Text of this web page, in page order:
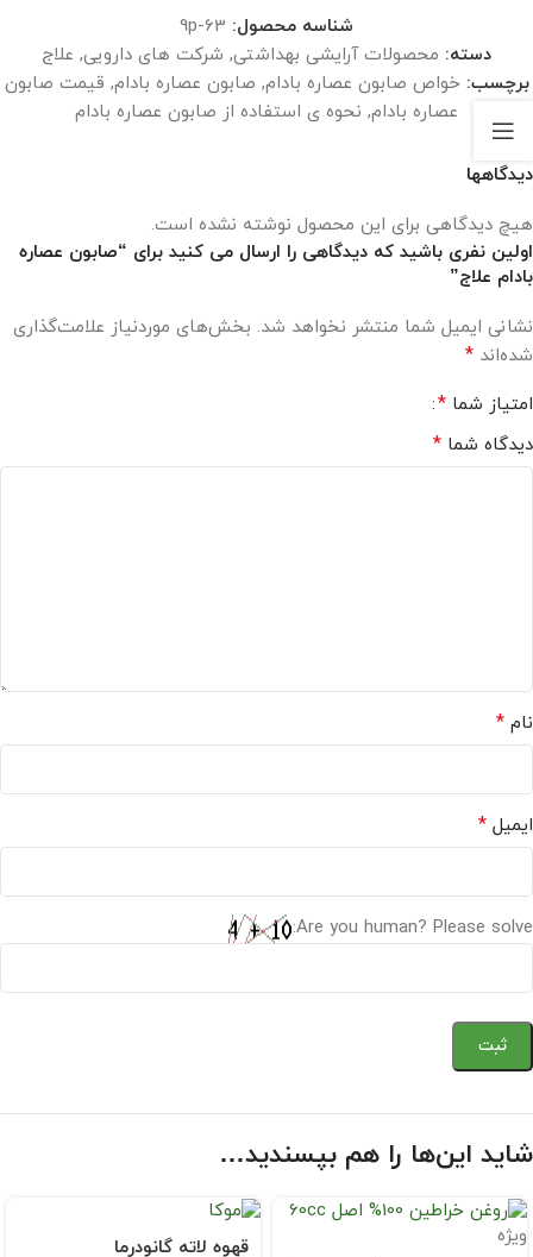
شناسه محصول: 9p-63
دسته: محصولات آرایشی بهداشتی, شرکت های دارویی, علاج
برچسب: خواص صابون عصاره بادام, صابون عصاره بادام, قیمت صابون
عصاره بادام, نحوه ی استفاده از صابون عصاره بادام
دیدگاهها
هیچ دیدگاهی برای این محصول نوشته نشده است.
اولین نفری باشید که دیدگاهی را ارسال می کنید برای “صابون عصاره
بادام علاج”
نشانی ایمیل شما منتشر نخواهد شد. بخش‌های موردنیاز علامت‌گذاری
شده‌اند *
امتیاز شما *
دیدگاه شما *
نام *
ایمیل *
Are you human? Please solve:
شاید این‌ها را هم بپسندید…
ویژه
قهوه لاته گانودرما